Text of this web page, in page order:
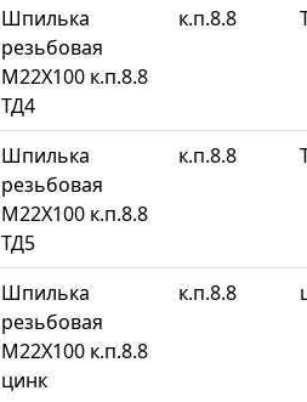
Шпилька
резьбовая
М22Х100 к.п.8.8
ТД4
к.п.8.8
Шпилька
резьбовая
М22Х100 к.п.8.8
ТД5
к.п.8.8
Шпилька
резьбовая
М22Х100 к.п.8.8
цинк
к.п.8.8